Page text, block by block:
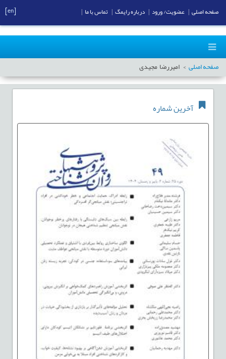
صفحه اصلی امیررضا مجیدی
آخرین شماره
صفحه اصلی عضویت/ ورود درباره رایمگ تماس با ما